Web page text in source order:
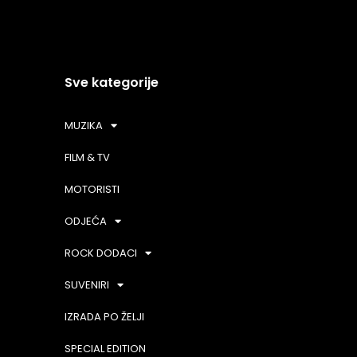
Sve kategorije
MUZIKA
FILM & TV
MOTORISTI
ODJEĆA
ROCK DODACI
SUVENIRI
IZRADA PO ŽELJI
SPECIAL EDITION